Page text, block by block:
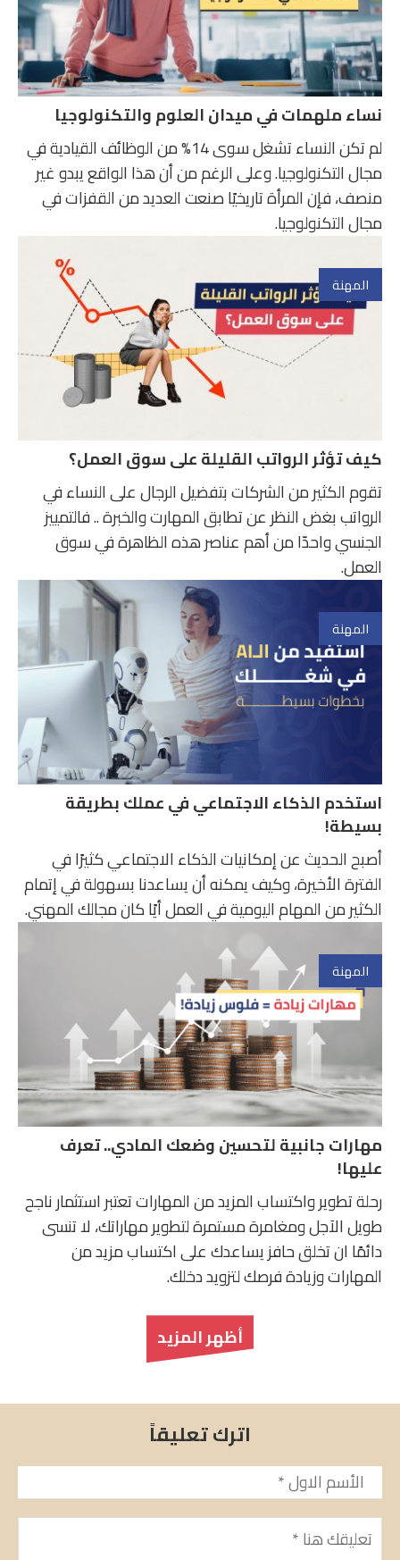
نساء ملهمات في ميدان العلوم والتكنولوجيا
لم تكن النساء تشغل سوى 14% من الوظائف القيادية في
مجال التكنولوجيا. وعلى الرغم من أن هذا الواقع يبدو غير
منصف، فإن المرأة تاريخيًا صنعت العديد من القفزات في
مجال التكنولوجيا.
المهنة
كيف تؤثر الرواتب القليلة على سوق العمل؟
تقوم الكثير من الشركات بتفضيل الرجال على النساء في
الرواتب بغض النظر عن تطابق المهارت والخبرة .. فالتمييز
الجنسي واحدّا من أهم عناصر هذه الظاهرة في سوق
العمل.
المهنة
استخدم الذكاء الاجتماعي في عملك بطريقة
بسيطة!
أصبح الحديث عن إمكانيات الذكاء الاجتماعي كثيرًا في
الفترة الأخيرة، وكيف يمكنه أن يساعدنا بسهولة في إتمام
الكثير من المهام اليومية في العمل أيًا كان مجالك المهني.
المهنة
مهارات جانبية لتحسين وضعك المادي.. تعرف
عليها!
رحلة تطوير واكتساب المزيد من المهارات تعتبر استثمار ناجح
طويل الآجل ومغامرة مستمرة لتطوير مهاراتك، لا تنسى
دائمًا ان تخلق حافز يساعدك على اكتساب مزيد من
المهارات وزيادة فرصك لتزويد دخلك.
أظهر المزيد
اترك تعليقاً
الأسم*
تعليق